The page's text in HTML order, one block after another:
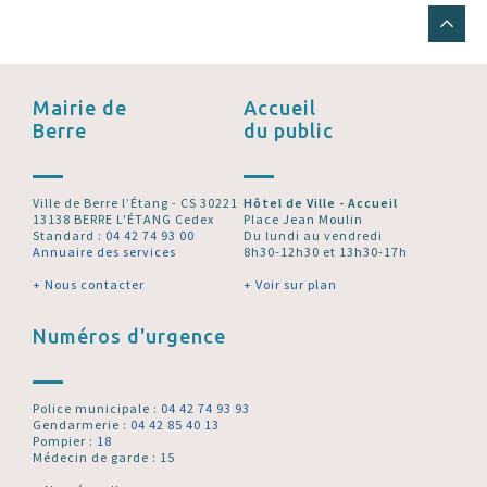
Mairie de
Berre
Ville de Berre l’Étang - CS 30221
13138 BERRE L'ÉTANG Cedex
Standard : 04 42 74 93 00
Annuaire des services
+ Nous contacter
Accueil
du public
Hôtel de Ville - Accueil
Place Jean Moulin
Du lundi au vendredi
8h30-12h30 et 13h30-17h
+ Voir sur plan
Numéros d'urgence
Police municipale : 04 42 74 93 93
Gendarmerie : 04 42 85 40 13
Pompier : 18
Médecin de garde : 15